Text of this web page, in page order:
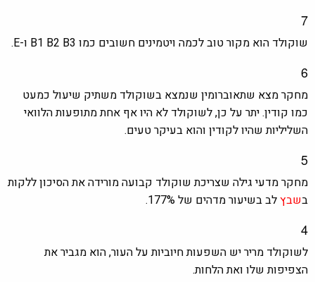
7
שוקולד הוא מקור טוב לכמה ויטמינים חשובים כמו B1 B2 B3 ו-E.
6
מחקר מצא שתאוברומין שנמצא בשוקולד משתיק שיעול כמעט
כמו קודין. יתר על כן, לשוקולד לא היו אף אחת מתופעות הלוואי
השליליות שהיו לקודין והוא בעיקר טעים.
5
מחקר מדעי גילה שצריכת שוקולד קבועה מורידה את הסיכון ללקות
בשבץלב בשיעור מדהים של 177%.
4
לשוקולד מריר יש השפעות חיוביות על העור, הוא מגביר את
הצפיפות שלו ואת הלחות.